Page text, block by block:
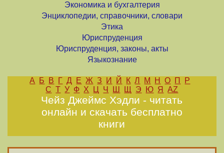
Экономика и бухгалтерия
Энциклопедии, справочники, словари
Этика
Юриспруденция
Юриспруденция, законы, акты
Языкознание
А Б В Г Д Е Ж З И Й К Л М Н О П
Р
С Т У Ф Х Ц Ч Ш Щ Э Ю Я AZ
Чейз Джеймс Хэдли - читать
онлайн и скачать бесплатно
книги